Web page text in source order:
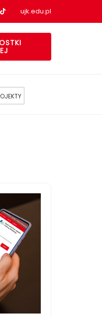
profil na Facebook
Nasz profil na tiktok
ujk.edu.pl